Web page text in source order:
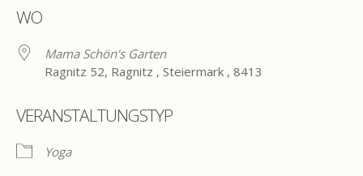
WO
Mama Schön's Garten
Ragnitz 52, Ragnitz , Steiermark , 8413
VERANSTALTUNGSTYP
Yoga